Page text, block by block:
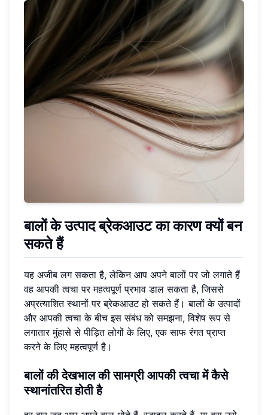
बालों के उत्पाद ब्रेकआउट का कारण क्यों बन
सकते हैं
यह अजीब लग सकता है, लेकिन आप अपने बालों पर जो लगाते हैं
वह आपकी त्वचा पर महत्वपूर्ण प्रभाव डाल सकता है, जिससे
अप्रत्याशित स्थानों पर ब्रेकआउट हो सकते हैं। बालों के उत्पादों
और आपकी त्वचा के बीच इस संबंध को समझना, विशेष रूप से
लगातार मुंहासे से पीड़ित लोगों के लिए, एक साफ रंगत प्राप्त
करने के लिए महत्वपूर्ण है।
बालों की देखभाल की सामग्री आपकी त्वचा में कैसे
स्थानांतरित होती है